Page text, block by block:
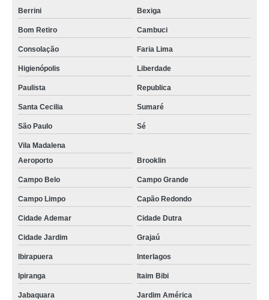
Berrini Bexiga
Bom Retiro Cambuci
Consolação Faria Lima
Higienópolis Liberdade
Paulista Republica
Santa Cecilia Sumaré
São Paulo Sé
Vila Madalena
Aeroporto
Brooklin
Campo Belo Campo Grande
Campo Limpo Capão Redondo
Cidade Ademar Cidade Dutra
Cidade Jardim Grajaú
Ibirapuera Interlagos
Ipiranga Itaim Bibi
Jabaquara Jardim América